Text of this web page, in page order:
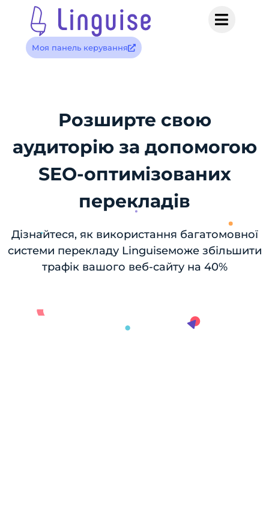
Моя панель керування
Розширте свою
аудиторію за допомогою
SEO-оптимізованих
перекладів
Дізнайтеся, як використання багатомовної
системи перекладу Linguiseможе збільшити
трафік вашого веб-сайту на 40%